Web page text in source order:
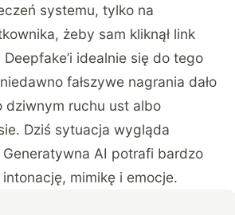
systemu, tylko na
żeby sam kliknął link
Deepfake’i idealnie się do tego
fałszywe nagrania dało
dziwnym ruchu ust albo
Dziś sytuacja wygląda
Generatywna AI potrafi bardzo
mimikę i emocje.